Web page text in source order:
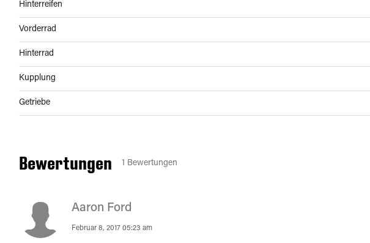
Hinterreifen
Vorderrad
Hinterrad
Kupplung
Getriebe
Bewertungen 1 Bewertungen
Aaron Ford
Februar 8, 2017 05:23 am